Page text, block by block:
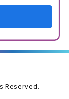
Reserved.